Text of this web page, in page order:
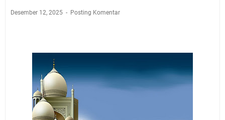
Desember 12, 2025 Posting Komentar